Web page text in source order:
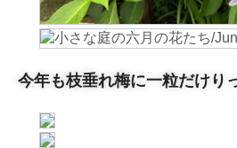
今年も枝垂れ梅に一粒だけり